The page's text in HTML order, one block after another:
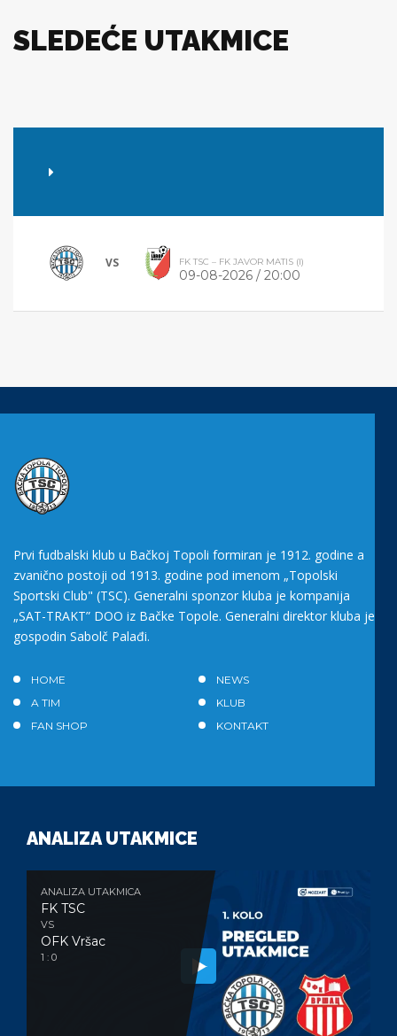
SLEDEĆE UTAKMICE
VS FK TSC – FK JAVOR MATIS (I)
09-08-2026 / 20:00
Prvi fudbalski klub u Bačkoj Topoli formiran je 1912. godine a
zvanično postoji od 1913. godine pod imenom „Topolski
Sportski Club" (TSC). Generalni sponzor kluba je kompanija
„SAT-TRAKT” DOO iz Bačke Topole. Generalni direktor kluba je
gospodin Sabolč Palađi.
HOME
NEWS
A TIM
KLUB
FAN SHOP
KONTAKT
ANALIZA UTAKMICE
ANALIZA UTAKMICA
FK TSC
VS
OFK Vršac
1 : 0